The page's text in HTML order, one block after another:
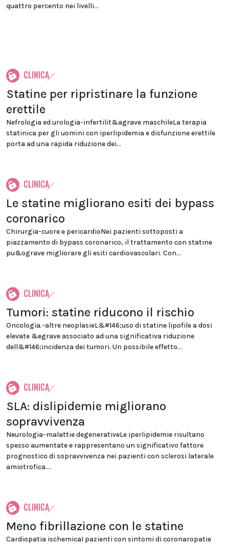
quattro percento nei livelli...
CLINICA
Statine per ripristinare la funzione
erettile
Nefrologia ed urologia-infertilit&agrave maschileLa terapia
statinica per gli uomini con iperlipidemia e disfunzione erettile
porta ad una rapida riduzione dei...
CLINICA
Le statine migliorano esiti dei bypass
coronarico
Chirurgia-cuore e pericardioNei pazienti sottoposti a
piazzamento di bypass coronarico, il trattamento con statine
pu&ograve migliorare gli esiti cardiovascolari. Con...
CLINICA
Tumori: statine riducono il rischio
Oncologia.-altre neoplasieL&#146;uso di statine lipofile a dosi
elevate &egrave associato ad una significativa riduzione
dell&#146;incidenza dei tumori. Un possibile effetto...
CLINICA
SLA: dislipidemie migliorano
sopravvivenza
Neurologia-malattie degenerativeLe iperlipidemie risultano
spesso aumentate e rappresentano un significativo fattore
prognostico di sopravvivenza nei pazienti con sclerosi laterale
amiotrofica....
CLINICA
Meno fibrillazione con le statine
Cardiopatia ischemicaI pazienti con sintomi di coronaropatie